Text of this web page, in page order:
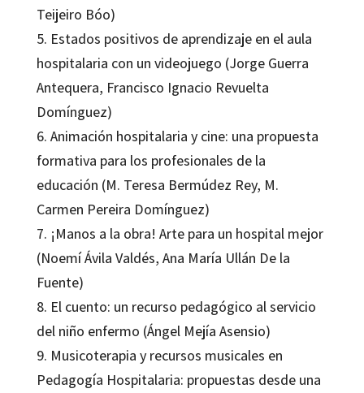
Teijeiro Bóo)
5. Estados positivos de aprendizaje en el aula
hospitalaria con un videojuego (Jorge Guerra
Antequera, Francisco Ignacio Revuelta
Domínguez)
6. Animación hospitalaria y cine: una propuesta
formativa para los profesionales de la
educación (M. Teresa Bermúdez Rey, M.
Carmen Pereira Domínguez)
7. ¡Manos a la obra! Arte para un hospital mejor
(Noemí Ávila Valdés, Ana María Ullán De la
Fuente)
8. El cuento: un recurso pedagógico al servicio
del niño enfermo (Ángel Mejía Asensio)
9. Musicoterapia y recursos musicales en
Pedagogía Hospitalaria: propuestas desde una